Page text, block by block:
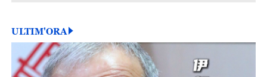
ULTIM'ORA